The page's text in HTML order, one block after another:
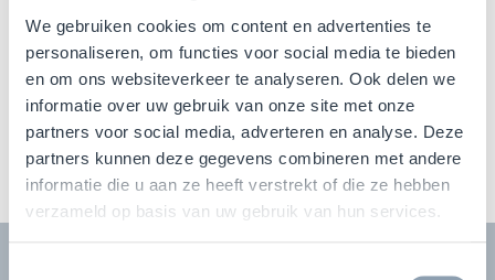
We gebruiken cookies om content en advertenties te
personaliseren, om functies voor social media te bieden
en om ons websiteverkeer te analyseren. Ook delen we
informatie over uw gebruik van onze site met onze
partners voor social media, adverteren en analyse. Deze
partners kunnen deze gegevens combineren met andere
informatie die u aan ze heeft verstrekt of die ze hebben
verzameld op basis van uw gebruik van hun services.
50% van de derving door diefstal dan
voorheen bij producten die eerder niet
beveiligd werden.